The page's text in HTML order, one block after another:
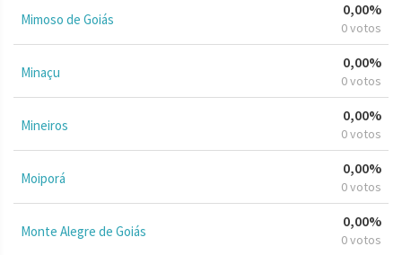
Mimoso de Goiás
0,00%
0 votos
Minaçu
0,00%
0 votos
Mineiros
0,00%
0 votos
Moiporá
0,00%
0 votos
Monte Alegre de Goiás
0,00%
0 votos